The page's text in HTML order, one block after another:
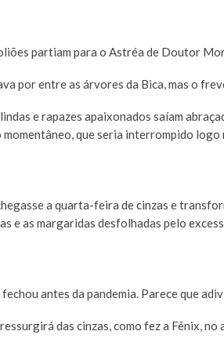
partiam para o Astréa de Doutor
por entre as árvores da Bica, mas o
e rapazes apaixonados saíam
momentâneo, que seria interrompido
a quarta-feira de cinzas e
e as margaridas desfolhadas pelo
antes da pandemia. Parece que
das cinzas, como fez a Fênix, no